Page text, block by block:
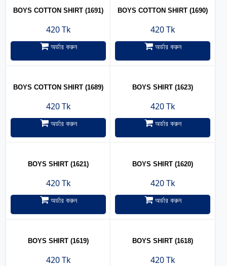
BOYS COTTON SHIRT (1691)
420 Tk
অর্ডার করুন
BOYS COTTON SHIRT (1690)
420 Tk
অর্ডার করুন
BOYS COTTON SHIRT (1689)
420 Tk
অর্ডার করুন
BOYS SHIRT (1623)
420 Tk
অর্ডার করুন
BOYS SHIRT (1621)
420 Tk
অর্ডার করুন
BOYS SHIRT (1620)
420 Tk
অর্ডার করুন
BOYS SHIRT (1619)
420 Tk
BOYS SHIRT (1618)
420 Tk